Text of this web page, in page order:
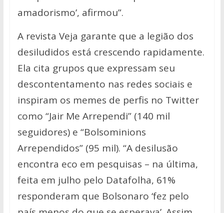
amadorismo’, afirmou”.
A revista Veja garante que a legião dos
desiludidos está crescendo rapidamente.
Ela cita grupos que expressam seu
descontentamento nas redes sociais e
inspiram os memes de perfis no Twitter
como “Jair Me Arrependi” (140 mil
seguidores) e “Bolsominions
Arrependidos” (95 mil). “A desilusão
encontra eco em pesquisas – na última,
feita em julho pelo Datafolha, 61%
responderam que Bolsonaro ‘fez pelo